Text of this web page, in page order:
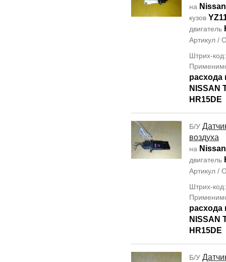
на
кузов
двигатель
Артикул /
Штрих-
расхода
NISSAN
HR15DE
Б/У
воздуха
на
двигатель
Артикул /
Штрих-
расхода
NISSAN
HR15DE
Б/У